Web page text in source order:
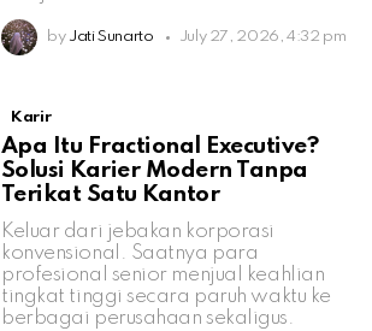
by Jati Sunarto July 27, 2026, 4:32 pm
Karir
Apa Itu Fractional Executive?
Solusi Karier Modern Tanpa
Terikat Satu Kantor
Keluar dari jebakan korporasi
konvensional. Saatnya para
profesional senior menjual keahlian
tingkat tinggi secara paruh waktu ke
berbagai perusahaan sekaligus.